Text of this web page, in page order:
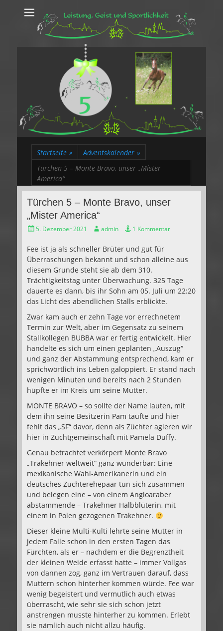
Leistung, Geist
und Sportlichkeit
Trakehner aus dem Herzen des Rheinlands
Startseite » Adventskalender »
Türchen 5 – Monte Bravo, unser „Mister
America“
Türchen 5 – Monte Bravo, unser
„Mister America“
Gepostet
5. Dezember 2021 Autoradmin 1 Kommentar
Fee ist ja als schneller Brüter und gut für
Überraschungen bekannt und schon alleine aus
diesem Grunde steht sie ab dem 310.
Trächtigkeitstag unter Überwachung. 325 Tage
dauerte es dann, bis ihr Sohn am 05. Juli um 22:20
das Licht des abendlichen Stalls erblickte.
Zwar kam auch er zehn Tage vor errechnetem
Termin zur Welt, aber im Gegensatz zu seinem
Stallkollegen BUBBA war er fertig entwickelt. Hier
handelte es sich um einen geplanten „Auszug“
und ganz der Abstammung entsprechend, kam er
sprichwörtlich ins Leben galoppiert. Er stand nach
wenigen Minuten und bereits nach 2 Stunden
hüpfte er im Kreis um seine Mutter.
MONTE BRAVO – so sollte der Name lauten, mit
dem ihn seine Besitzerin Pam taufte und hier
fehlt das „SF“ davor, denn als Züchter agieren wir
hier in Zuchtgemeinschaft mit Pamela Duffy.
Genau betrachtet verkörpert Monte Bravo
„Trakehner weltweit“ ganz wunderbar: Eine
mexikanische Wahl-Amerikanerin und ein
deutsches Züchterehepaar tun sich zusammen
und belegen eine – von einem Angloaraber
abstammende – Trakehner Halbblüterin, mit
einem in Polen gezogenen Trakehner.
Dieser kleine Multi-Kulti lehrte seine Mutter in
jedem Falle schon in den ersten Tagen das
Fürchten, als er – nachdem er die Begrenztheit
der kleinen Weide erfasst hatte – immer Vollgas
von dannen zog, ganz im Vertrauen darauf, dass
Muttern schon hinterher kommen würde. Fee war
wenig begeistert und vermutlich auch etwas
überrascht, wie sehr sie sich schon jetzt
anstrengen musste hinterher zu kommen. Erlebt
sie nämlich auch nicht allzu häufig.